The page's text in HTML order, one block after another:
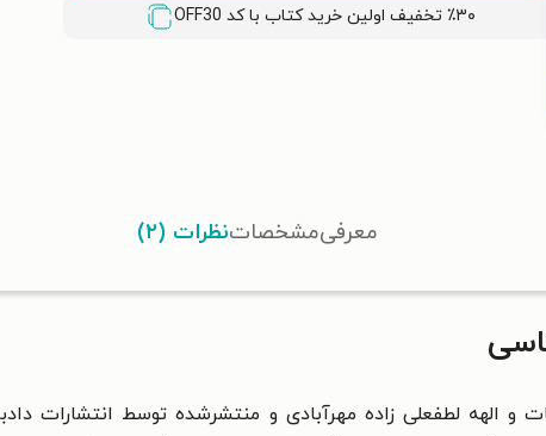
٪۳۰ تخفیف اولین خرید کتاب با کد OFF30
معرفیمشخصاتنظرات (۲)
و الهه لطفعلی‌ زاده مهرآبادی و منتشرشده توسط انتشارات